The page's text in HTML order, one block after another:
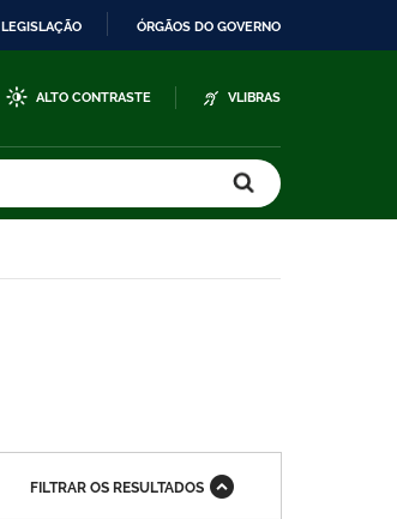
LEGISLAÇÃO ÓRGÃOS DO GOVERNO
ALTO CONTRASTE VLIBRAS
FILTRAR OS RESULTADOS